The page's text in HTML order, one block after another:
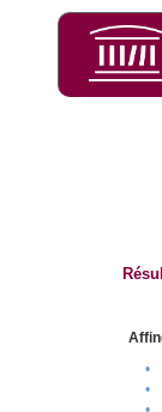
•
•